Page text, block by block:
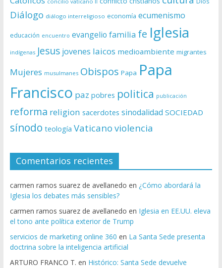
Diálogo diálogo interreligioso economía ecumenismo
educación encuentro evangelio familia fe Iglesia
indígenas Jesus jovenes laicos medioambiente migrantes
Mujeres musulmanes Obispos Papa Papa
Francisco paz pobres politica publicación
reforma religion sacerdotes sinodalidad SOCIEDAD
sínodo teología Vaticano violencia
Comentarios recientes
carmen ramos suarez de avellanedo en ¿Cómo abordará la
Iglesia los debates más sensibles?
carmen ramos suarez de avellanedo en Iglesia en EE.UU. eleva
el tono ante política exterior de Trump
servicios de marketing online 360 en La Santa Sede presenta
doctrina sobre la inteligencia artificial
ARTURO FRANCO T. en Histórico: Santa Sede devuelve